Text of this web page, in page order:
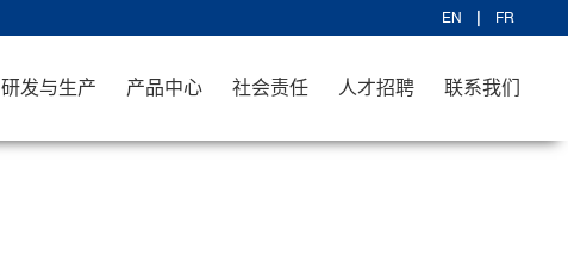
EN FR
研发与生产 产品中心 社会责任 人才招聘 联系我们